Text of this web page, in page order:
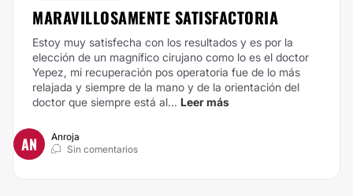
MARAVILLOSAMENTE SATISFACTORIA
Estoy muy satisfecha con los resultados y es por la
elección de un magnífico cirujano como lo es el doctor
Yepez, mi recuperación pos operatoria fue de lo más
relajada y siempre de la mano y de la orientación del
doctor que siempre está al... Leer más
AN
Anroja
Sin comentarios